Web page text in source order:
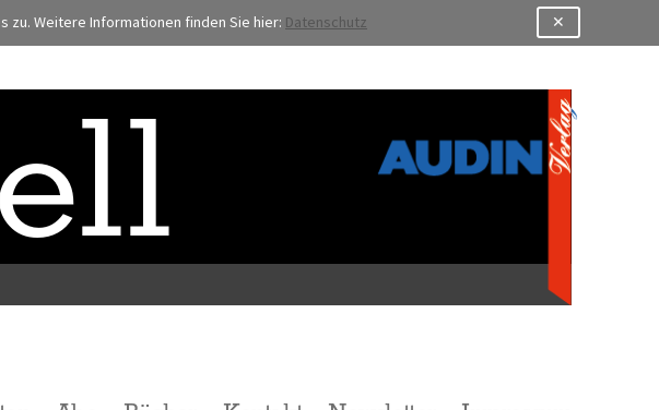
zu. Weitere Informationen finden Sie hier: Datenschutz ✕